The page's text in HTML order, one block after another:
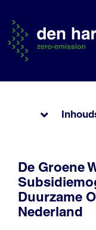
content
De Groene
Duurzame
Nederland